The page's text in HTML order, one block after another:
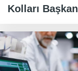
Kolları